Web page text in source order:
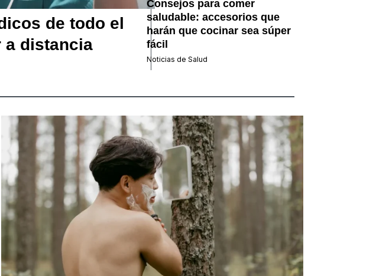
de todo el
a distancia
Consejos para comer
saludable: accesorios que
harán que cocinar sea súper
fácil
Noticias de Salud